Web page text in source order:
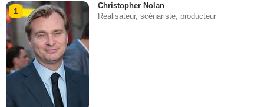
1
Christopher Nolan
Réalisateur, scénariste, producteur